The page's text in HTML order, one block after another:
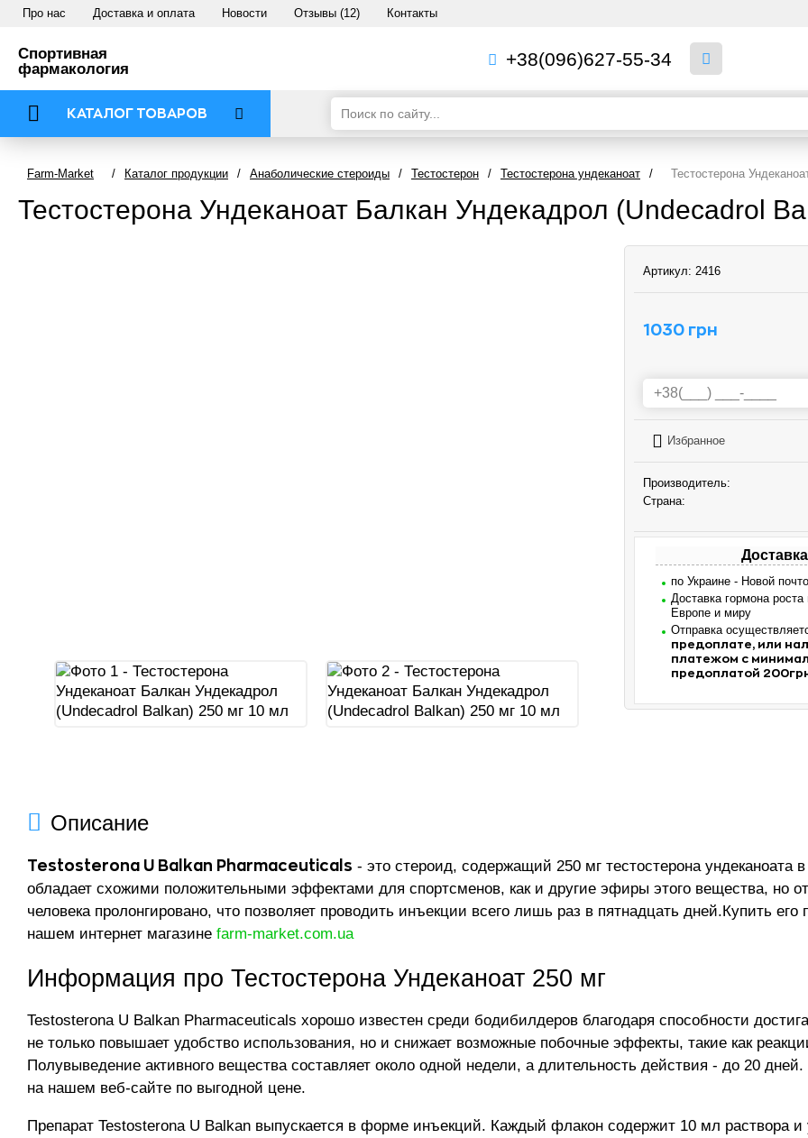
Про нас Доставка и оплата Новости Отзывы (12) Контакты
Спортивная
фармакология
+38(096)627-55-34
КАТАЛОГ ТОВАРОВ
Farm-Market / Каталог продукции / Анаболические стероиды / Тестостерон / Тестостерона ундеканоат / Тестостерона
Тестостерона Ундеканоат Балкан Ундекадрол (Undecadrol
Артикул: 2416
1030 грн
Избранное
Производитель:
Страна:
Доставка
по Украине - Новой
Доставка гормона
Европе и миру
Отправка
предоплате, или
платежом с
предоплатой
Описание
Testosterona U Balkan Pharmaceuticals - это стероид, содержащий 250 мг тестостерона ундеканоата
обладает схожими положительными эффектами для спортсменов, как и другие эфиры этого вещества, но
человека пролонгировано, что позволяет проводить инъекции всего лишь раз в пятнадцать дней.Купить
нашем интернет магазине farm-market.com.ua
Информация про Тестостерона Ундеканоат 250 мг
Testosterona U Balkan Pharmaceuticals хорошо известен среди бодибилдеров благодаря способности
не только повышает удобство использования, но и снижает возможные побочные эффекты, такие как
Полувыведение активного вещества составляет около одной недели, а длительность действия - до 20
на нашем веб-сайте по выгодной цене.
Препарат Testosterona U Balkan выпускается в форме инъекций. Каждый флакон содержит 10 мл раствора и